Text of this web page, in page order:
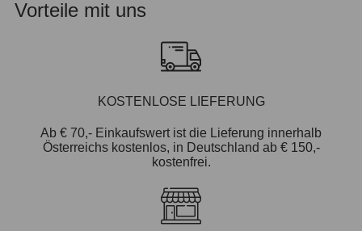
Vorteile mit uns
KOSTENLOSE LIEFERUNG
Ab € 70,- Einkaufswert ist die Lieferung innerhalb
Österreichs kostenlos, in Deutschland ab € 150,-
kostenfrei.